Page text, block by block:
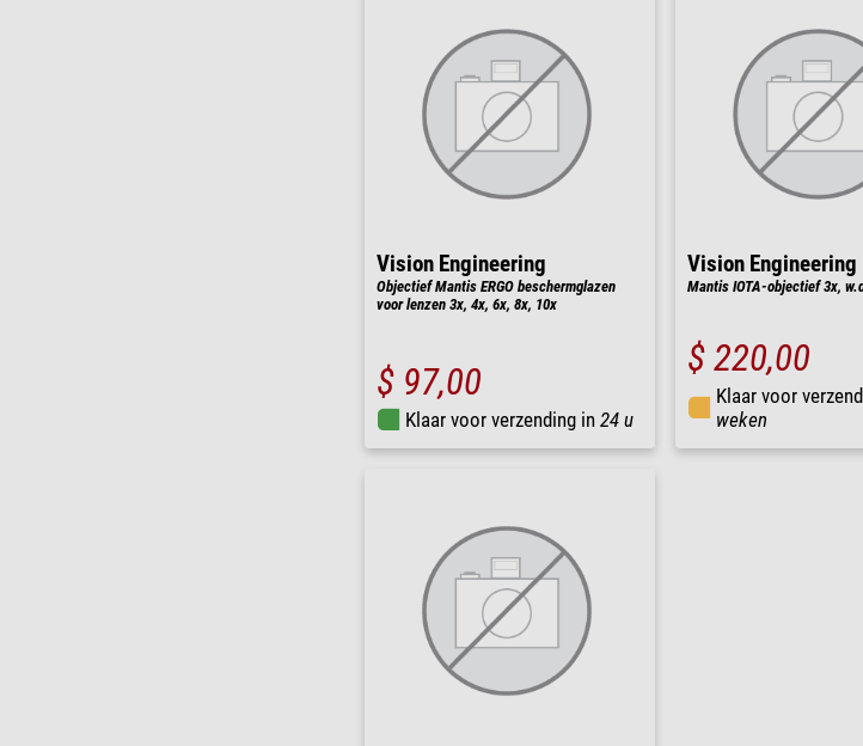
Vision Engineering
Objectief Mantis ERGO beschermglazen
voor lenzen 3x, 4x, 6x, 8x, 10x
$ 97,00
Klaar voor verzending in 24 u
Vision Engineering
Mantis IOTA-objectief 3x,
$ 220,00
Klaar voor
weken